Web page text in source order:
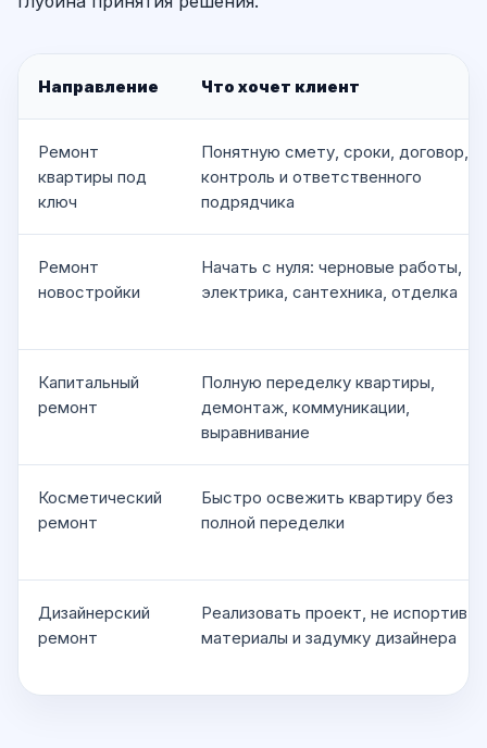
Направление Что хочет клиент
Ремонт
квартиры под
ключ
Понятную смету, сроки, договор,
контроль и ответственного
подрядчика
Ремонт
новостройки
Начать с нуля: черновые работы,
электрика, сантехника, отделка
Капитальный
ремонт
Полную переделку квартиры,
демонтаж, коммуникации,
выравнивание
Косметический
ремонт
Быстро освежить квартиру без
полной переделки
Дизайнерский
ремонт
Реализовать проект, не испортив
материалы и задумку дизайнера